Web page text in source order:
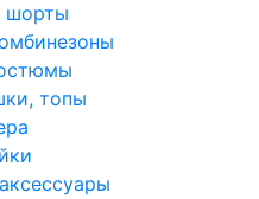
шорты
топы